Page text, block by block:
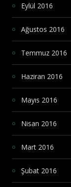
Eylül 2016
Ağustos 2016
Temmuz 2016
Haziran 2016
Mayıs 2016
Nisan 2016
Mart 2016
Şubat 2016